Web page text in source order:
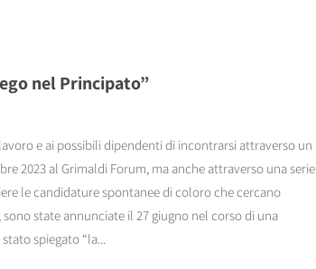
nel Principato”
e ai possibili dipendenti di incontrarsi attraverso un
2023 al Grimaldi Forum, ma anche attraverso una serie
le candidature spontanee di coloro che cercano
state annunciate il 27 giugno nel corso di una
spiegato “la...